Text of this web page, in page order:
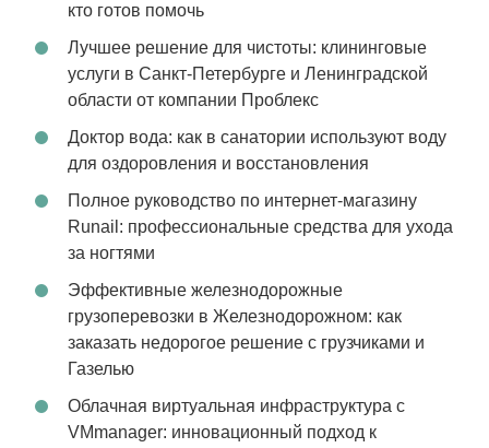
кто готов помочь
Лучшее решение для чистоты: клининговые
услуги в Санкт-Петербурге и Ленинградской
области от компании Проблекс
Доктор вода: как в санатории используют воду
для оздоровления и восстановления
Полное руководство по интернет-магазину
Runail: профессиональные средства для ухода
за ногтями
Эффективные железнодорожные
грузоперевозки в Железнодорожном: как
заказать недорогое решение с грузчиками и
Газелью
Облачная виртуальная инфраструктура с
VMmanager: инновационный подход к